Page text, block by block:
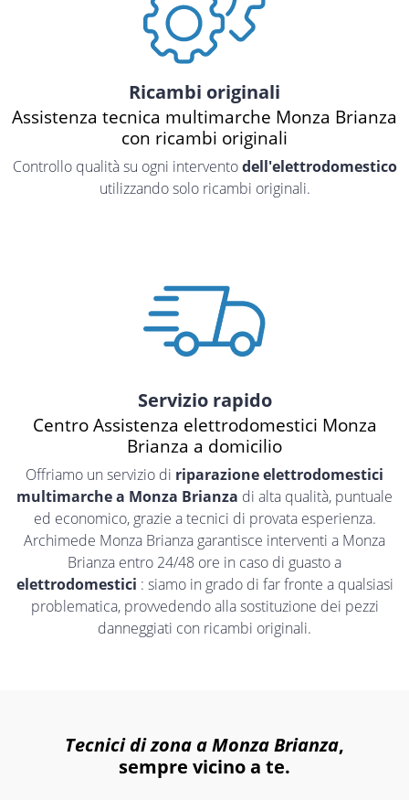
Ricambi originali
Assistenza tecnica multimarche Monza Brianza
con ricambi originali
Controllo qualità su ogni interventodell'elettrodomestico
utilizzando solo ricambi originali.
Servizio rapido
Centro Assistenza elettrodomestici Monza
Brianza a domicilio
Offriamo un servizio di riparazione elettrodomestici
multimarche a Monza Brianza di alta qualità, puntuale
ed economico, grazie a tecnici di provata esperienza.
Archimede Monza Brianza garantisce interventi a Monza
Brianza entro 24/48 ore in caso di guasto a
elettrodomestici : siamo in grado di far fronte a qualsiasi
problematica, provvedendo alla sostituzione dei pezzi
danneggiati con ricambi originali.
Tecnici di zona a Monza Brianza,
sempre vicino a te.